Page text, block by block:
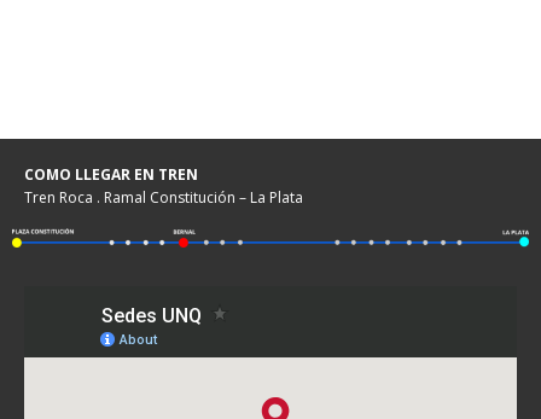
COMO LLEGAR EN TREN
Tren Roca . Ramal Constitución – La Plata